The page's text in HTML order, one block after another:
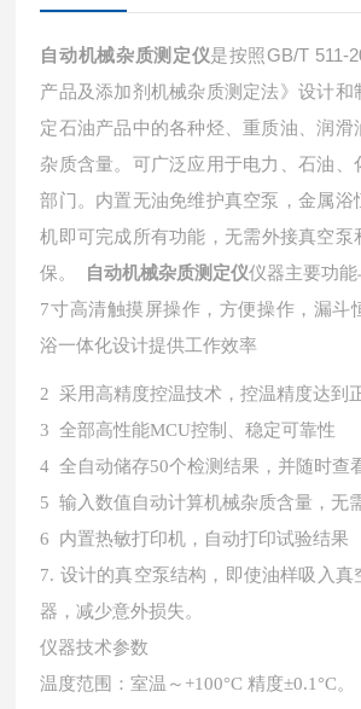
自动机械杂质测定仪是按照GB/T 511-
产品及添加剂机械杂质测定法》设计和
定石油产品中的各种烃、重质油、润滑
杂质含量。可广泛应用于电力、石油、
部门。内置无油免维护真空泵，金属浴
机即可完成所有功能，无需外接真空泵
保。
自动机械杂质测定仪仪器主要功能
7寸高清触摸屏操作，方便操作，漏斗
浴一体化设计提供工作效率
2 采用高精度控温技术，控温精度达到
3 全部高性能MCU控制、稳定可靠性
4 全自动储存50个检测结果，并随时查
5 输入数值自动计算机械杂质含量，无
6 内置热敏打印机，自动打印试验结果
7. 设计的真空泵结构，即使油样吸入真
器，减少意外损失。
仪器技术参数
温度范围：室温～+100°C 精度±0.1°C。